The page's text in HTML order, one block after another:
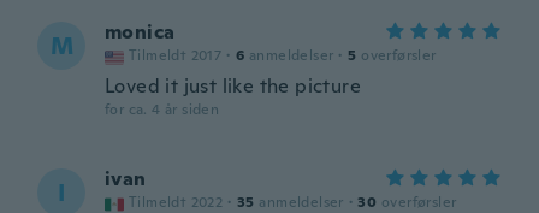
M monica
Tilmeldt 2017 · 6 anmeldelser · 5 overførsler
Loved it just like the picture
for ca. 4 år siden
I ivan
Tilmeldt 2022 · 35 anmeldelser · 30 overførsler